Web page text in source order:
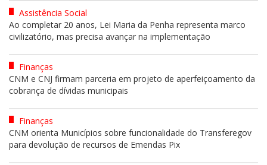
Assistência Social
Ao completar 20 anos, Lei Maria da Penha representa marco
civilizatório, mas precisa avançar na implementação
Finanças
CNM e CNJ firmam parceria em projeto de aperfeiçoamento da
cobrança de dívidas municipais
Finanças
CNM orienta Municípios sobre funcionalidade do Transferegov
para devolução de recursos de Emendas Pix